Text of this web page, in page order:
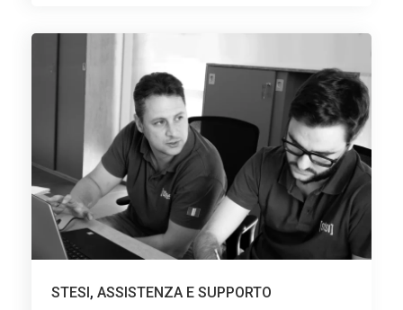
STESI, ASSISTENZA E SUPPORTO